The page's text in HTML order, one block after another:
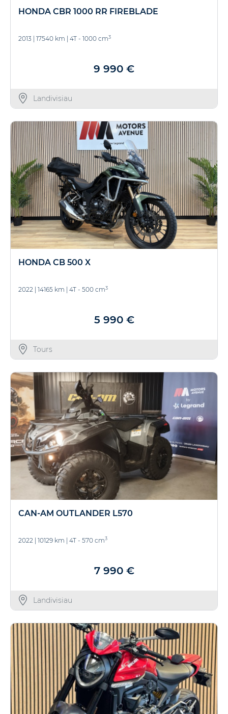
HONDA CBR 1000 RR FIREBLADE
2013 17540 km 4T - 1000 cm3
9 990 €
Landivisiau
HONDA CB 500 X
2022 14165 km 4T - 500 cm3
5 990 €
Tours
CAN-AM OUTLANDER L570
2022 10129 km 4T - 570 cm3
7 990 €
Landivisiau